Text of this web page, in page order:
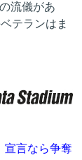
流儀があ
テランはま
宣言なら争奪